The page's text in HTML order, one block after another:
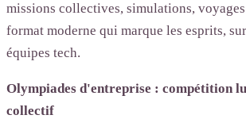
missions collectives, simulations,
format moderne qui marque les esprits,
équipes tech.
Olympiades d'entreprise : compétition
collectif